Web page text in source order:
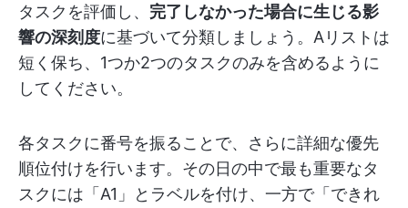
タスクを評価し、 完了しなかった場合に生じる影
響の深刻度に基づいて分類しましょう。Aリストは
短く保ち、1つか2つのタスクのみを含めるように
してください。
各タスクに番号を振ることで、さらに詳細な優先
順位付けを行います。その日の中で最も重要なタ
スクには「A1」とラベルを付け、一方で「できれ